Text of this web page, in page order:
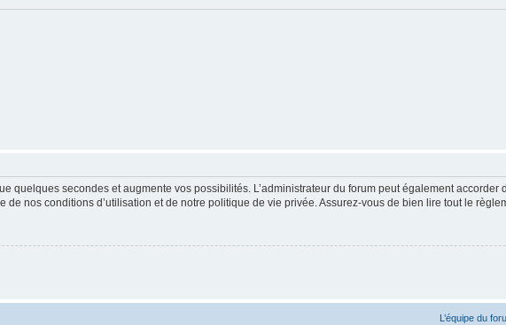
quelques secondes et augmente vos possibilités. L’administrateur du forum peut également
nos conditions d’utilisation et de notre politique de vie privée. Assurez-vous de bien lire tout le
L’équipe du